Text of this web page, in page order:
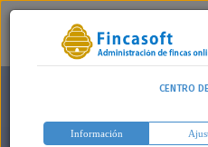
CENTRO
Información